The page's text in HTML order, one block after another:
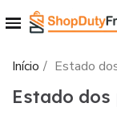
Início Estado
Estado